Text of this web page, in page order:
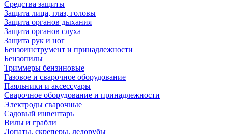
Средства защиты
Защита лица, глаз, головы
Защита органов дыхания
Защита органов слуха
Защита рук и ног
Бензоинструмент и принадлежности
Бензопилы
Триммеры бензиновые
Газовое и сварочное оборудование
Паяльники и аксессуары
Сварочное оборудование и принадлежности
Электроды сварочные
Садовый инвентарь
Вилы и грабли
Лопаты, скреперы, ледорубы